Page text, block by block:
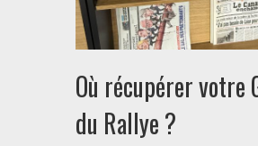
Où récupérer votre
du Rallye ?